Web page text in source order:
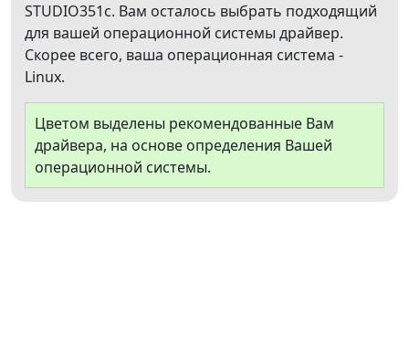
STUDIO351c. Вам осталось выбрать подходящий
для вашей операционной системы драйвер.
Скорее всего, ваша операционная система -
Linux.
Цветом выделены рекомендованные Вам
драйвера, на основе определения Вашей
операционной системы.